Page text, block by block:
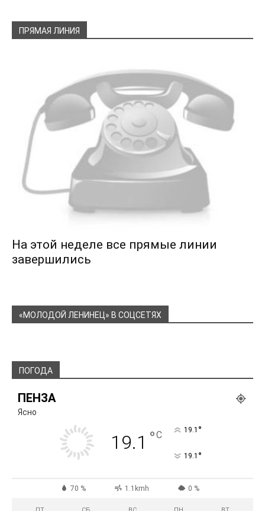
ПРЯМАЯ ЛИНИЯ
На этой неделе все прямые линии
завершились
«МОЛОДОЙ ЛЕНИНЕЦ» В СОЦСЕТЯХ
ПОГОДА
ПЕНЗА
Ясно
19.1 °C 19.1 °
19.1 °
70 % 1.1kmh 0 %